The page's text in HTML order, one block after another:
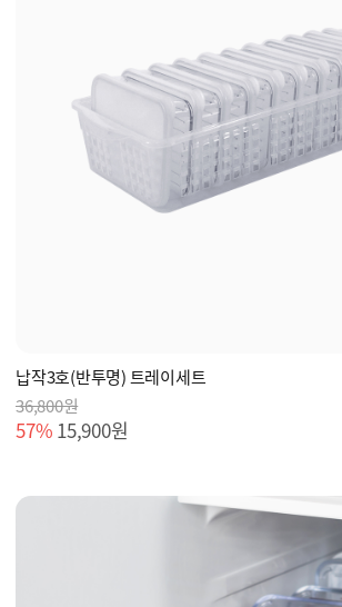
납작3호(반투명) 트레이세트
36,800원
57% 15,900원